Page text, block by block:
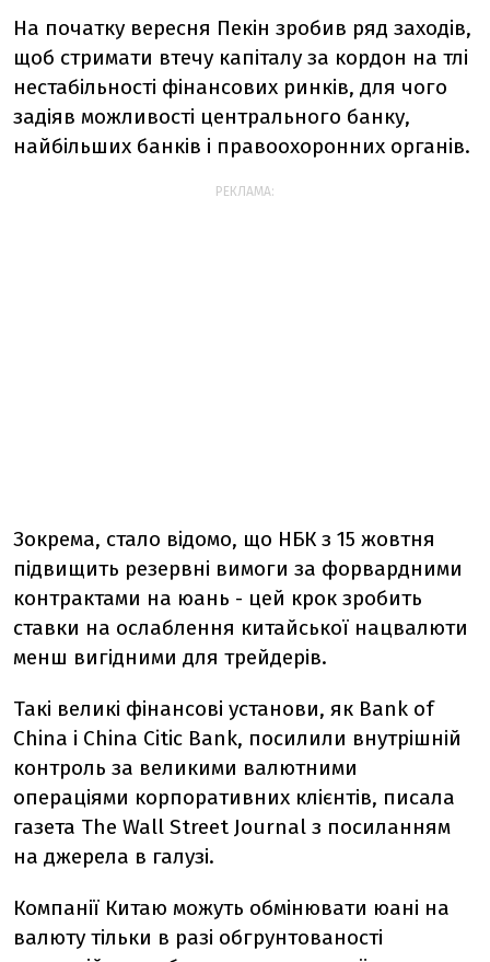
На початку вересня Пекін зробив ряд заходів,
щоб стримати втечу капіталу за кордон на тлі
нестабільності фінансових ринків, для чого
задіяв можливості центрального банку,
найбільших банків і правоохоронних органів.
РЕКЛАМА:
Зокрема, стало відомо, що НБК з 15 жовтня
підвищить резервні вимоги за форвардними
контрактами на юань - цей крок зробить
ставки на ослаблення китайської нацвалюти
менш вигідними для трейдерів.
Такі великі фінансові установи, як Bank of
China і China Citic Bank, посилили внутрішній
контроль за великими валютними
операціями корпоративних клієнтів, писала
газета The Wall Street Journal з посиланням
на джерела в галузі.
Компанії Китаю можуть обмінювати юані на
валюту тільки в разі обгрунтованості